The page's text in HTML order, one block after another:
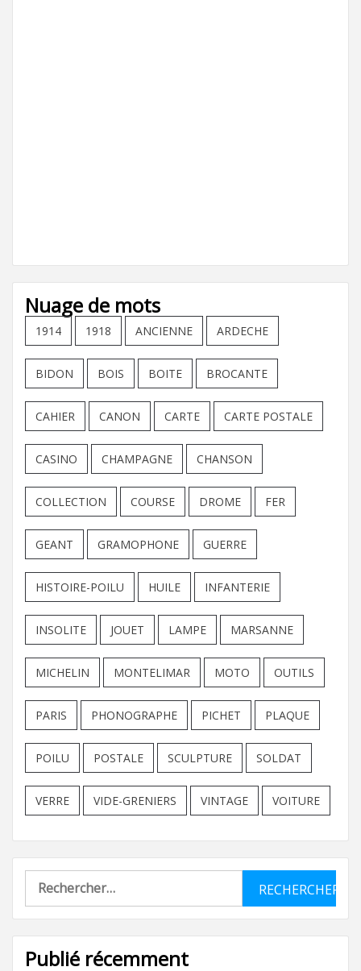
Nuage de mots
1914 1918 ANCIENNE ARDECHE
BIDON BOIS BOITE BROCANTE
CAHIER CANON CARTE CARTE POSTALE
CASINO CHAMPAGNE CHANSON
COLLECTION COURSE DROME FER
GEANT GRAMOPHONE GUERRE
HISTOIRE-POILU HUILE INFANTERIE
INSOLITE JOUET LAMPE MARSANNE
MICHELIN MONTELIMAR MOTO OUTILS
PARIS PHONOGRAPHE PICHET PLAQUE
POILU POSTALE SCULPTURE SOLDAT
VERRE VIDE-GRENIERS VINTAGE VOITURE
Rechercher :
Publié récemment